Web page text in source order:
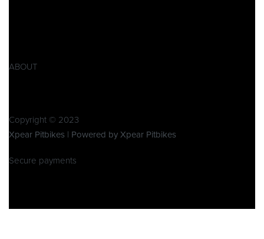
ABOUT
Copyright © 2023
Xpear Pitbikes | Powered by Xpear Pitbikes
Secure payments